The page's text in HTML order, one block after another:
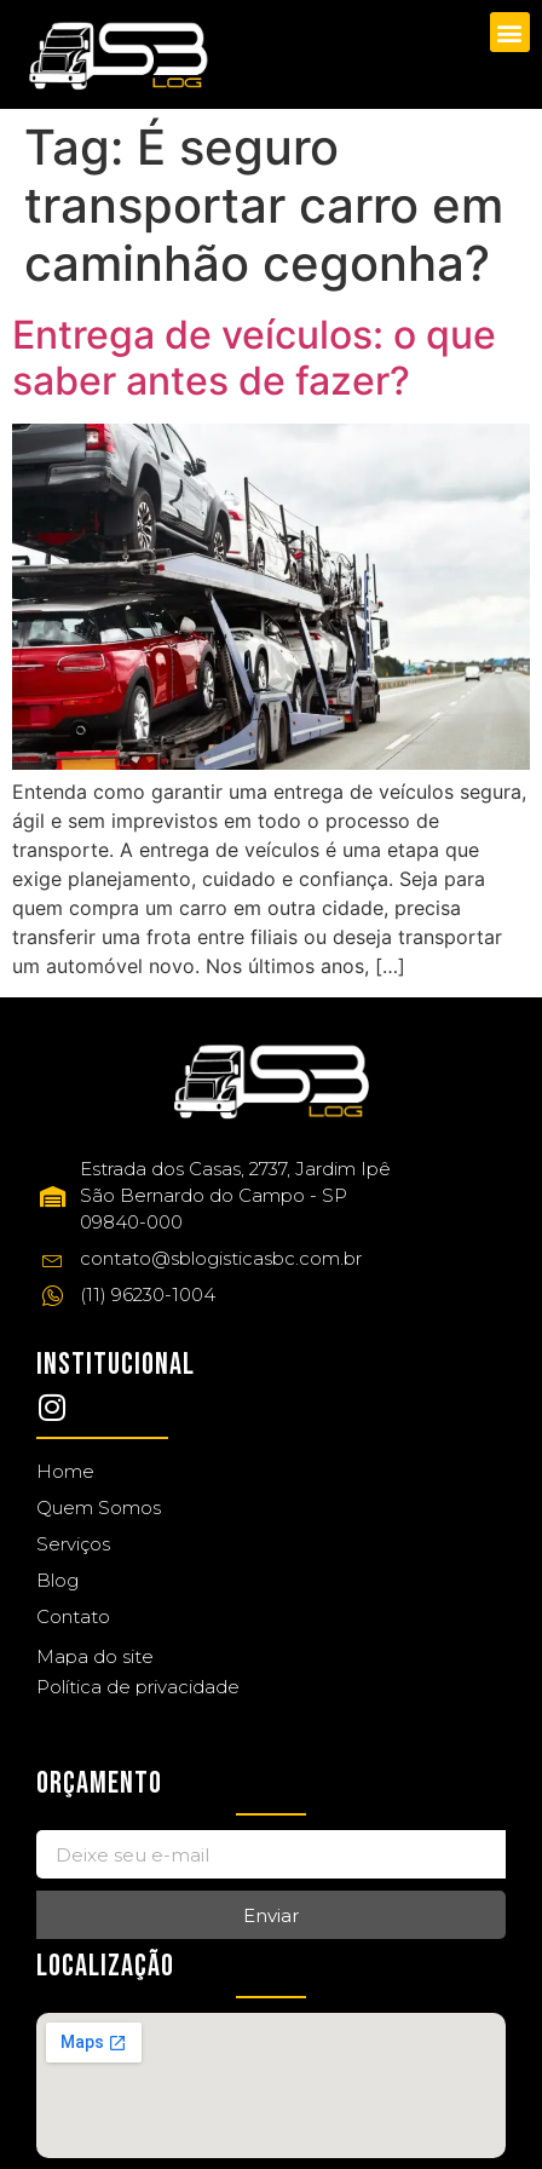
Tag: É seguro
transportar carro em
caminhão cegonha?
Entrega de veículos: o que
saber antes de fazer?
Entenda como garantir uma entrega de veículos segura,
ágil e sem imprevistos em todo o processo de
transporte. A entrega de veículos é uma etapa que
exige planejamento, cuidado e confiança. Seja para
quem compra um carro em outra cidade, precisa
transferir uma frota entre filiais ou deseja transportar
um automóvel novo. Nos últimos anos, […]
Estrada dos Casas, 2737, Jardim Ipê
São Bernardo do Campo - SP
09840-000
contato@sblogisticasbc.com.br
(11) 96230-1004
INSTITUCIONAL
Home
Quem Somos
Serviços
Blog
Contato
Mapa do site
Política de privacidade
ORÇAMENTO
Enviar
LOCALIZAÇÃO